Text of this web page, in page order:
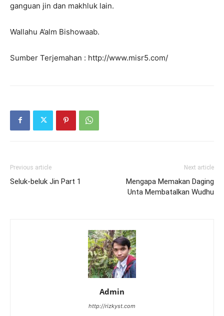
ganguan jin dan makhluk lain.
Wallahu A’alm Bishowaab.
Sumber Terjemahan : http://www.misr5.com/
Previous article
Seluk-beluk Jin Part 1
Next article
Mengapa Memakan Daging
Unta Membatalkan Wudhu
Admin
http://rizkyst.com